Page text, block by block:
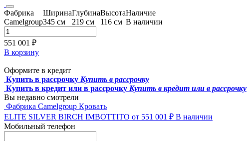
Фабрика
Camelgroup
Ширина
345 см
Глубина
219 см
Высота
116 см
Наличие
В наличии
551 001 ₽
В корзину
Оформите в кредит
Купить в рассрочку Купить в рассрочку
Купить в кредит или в рассрочку Купить в кредит или в рассрочку
Вы недавно смотрели
Фабрика Camelgroup Кровать
ELITE SILVER BIRCH IMBOTTITO от 551 001 ₽ В наличии
Мобильный телефон